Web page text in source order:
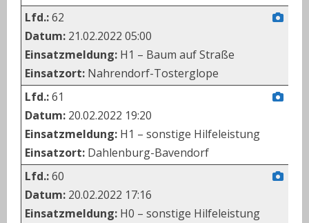
Lfd.:62
Datum: 21.02.2022 05:00
Einsatzmeldung: H1 – Baum auf Straße
Einsatzort: Nahrendorf-Tosterglope
Lfd.:61
Datum: 20.02.2022 19:20
Einsatzmeldung: H1 – sonstige Hilfeleistung
Einsatzort: Dahlenburg-Bavendorf
Lfd.:60
Datum: 20.02.2022 17:16
Einsatzmeldung: H0 – sonstige Hilfeleistung